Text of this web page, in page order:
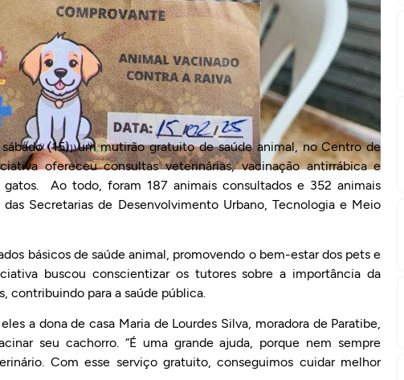
(15), um mutirão gratuito de saúde animal, no Centro de
ofereceu consultas veterinárias, vacinação antirrábica e
Ao todo, foram 187 animais consultados e 352 animais
Secretarias de Desenvolvimento Urbano, Tecnologia e Meio
básicos de saúde animal, promovendo o bem-estar dos pets e
buscou conscientizar os tutores sobre a importância da
contribuindo para a saúde pública.
a dona de casa Maria de Lourdes Silva, moradora de Paratibe,
seu cachorro. “É uma grande ajuda, porque nem sempre
Com esse serviço gratuito, conseguimos cuidar melhor